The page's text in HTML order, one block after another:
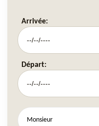
Arrivée:
Départ:
Monsieur